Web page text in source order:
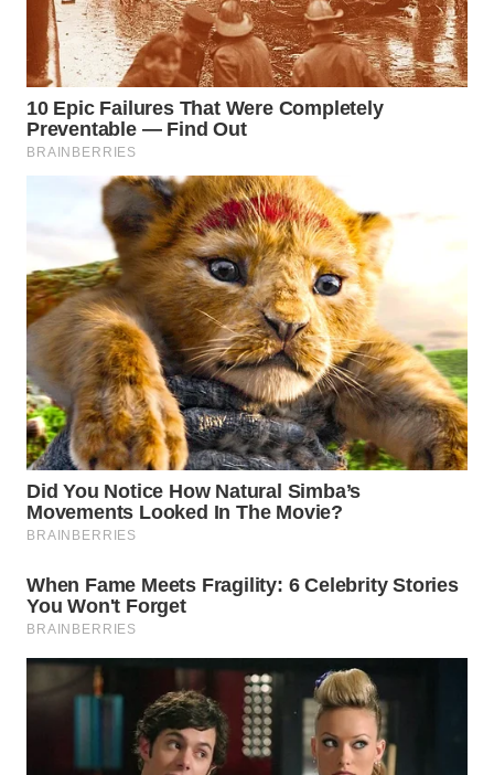
WN
INDRAMAYU
WN
KUNINGAN
MAJALENGKA
WN
SUBANG
WN
SUKABUMI
WN
PURWAKARTA
WN
TIMUR
WN
SEMARANG